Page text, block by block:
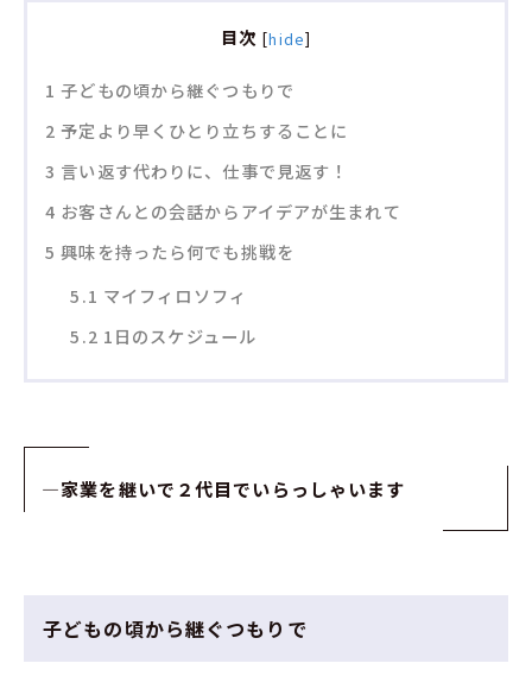
目次 [hide]
1 子どもの頃から継ぐつもりで
2 予定より早くひとり立ちすることに
3 言い返す代わりに、仕事で見返す！
4 お客さんとの会話からアイデアが生まれて
5 興味を持ったら何でも挑戦を
5.1 マイフィロソフィ
5.2 1日のスケジュール
—家業を継いで２代目でいらっしゃいます
子どもの頃から継ぐつもりで